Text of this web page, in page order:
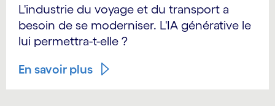
L'industrie du voyage et du transport a
besoin de se moderniser. L'IA générative le
lui permettra-t-elle ?
En savoir plus